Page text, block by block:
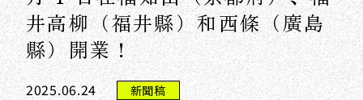
井高柳（福井縣）和西條（廣島
縣）開業！
2025.06.24 新聞稿